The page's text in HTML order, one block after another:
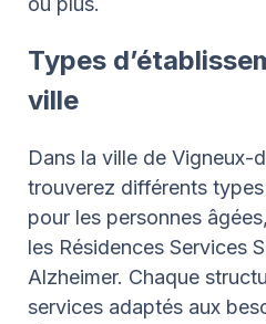
Types
ville
Dans la ville de Vigneux-
trouverez différents
pour les personnes
les Résidences Services
Alzheimer. Chaque
services adaptés aux